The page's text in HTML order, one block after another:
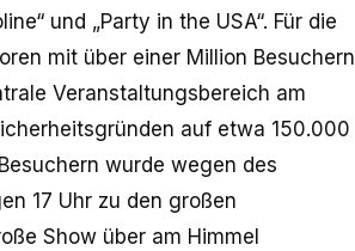
und „Party in the USA“. Für die
mit über einer Million Besuchern
Veranstaltungsbereich am
auf etwa 150.000
wurde wegen des
17 Uhr zu den großen
Show über am Himmel